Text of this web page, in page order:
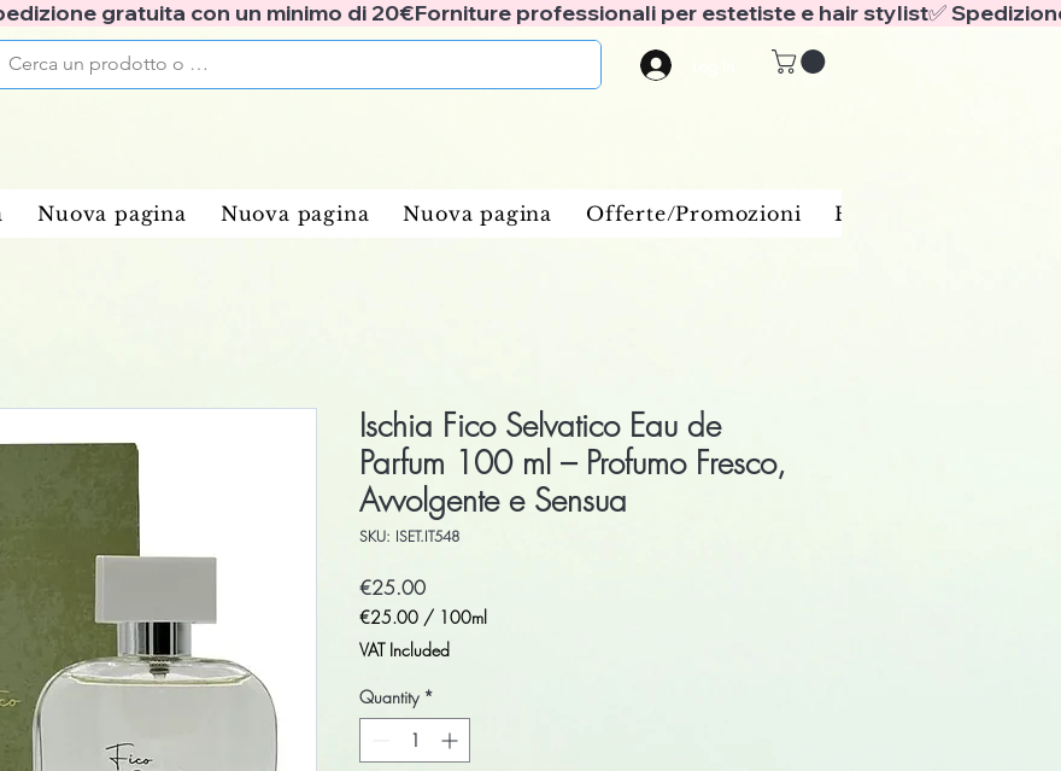
gratuita con un minimo di 20€
Nuova pagina Nuova pagina Nuova pagina Offerte/Promozioni Benessere e spa
Ischia Fico Selvatico Eau de
Parfum 100 ml – Profumo Fresco,
Avvolgente e Sensua
SKU: ISET.IT548
€25.00Price
€25.00 / 100ml
€25.00
per
100
Milliliters
VAT Included
Quantity *